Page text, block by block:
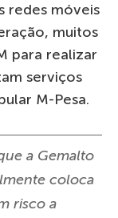
redes móveis
muitos
para realizar
serviços
M-Pesa.
a Gemalto
coloca
risco a